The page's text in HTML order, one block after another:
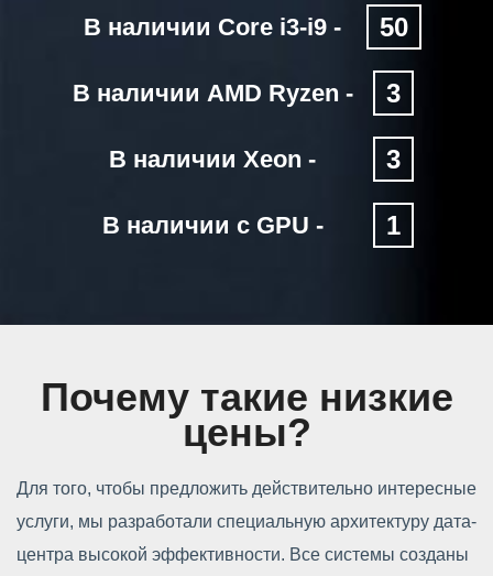
В наличии Core i3-i9 - 50
В наличии AMD Ryzen - 3
В наличии Xeon - 3
В наличии с GPU - 1
Почему такие низкие
цены?
Для того, чтобы предложить действительно интересные
услуги, мы разработали специальную архитектуру дата-
центра высокой эффективности. Все системы созданы